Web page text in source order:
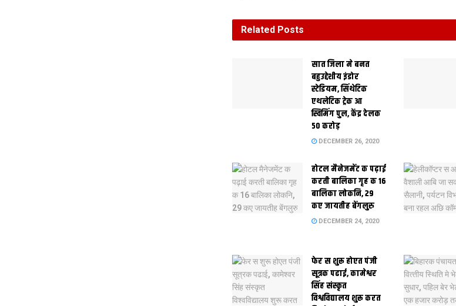
Related Posts
सात जिला मे बनत
बहुउद्देशीय इंडोर
स्‍टेडि‍यम, सिंथेटिक
एथलेटिक ट्रेक आ
स्विमिंग पुल, केंद्र देलक
50 करोड़
DECEMBER 26, 2020
होटल मैनेजमेंट क पढ़ाई
करती बालिका गृह क 16
बालिका लोकनि, 29
कए जायतीह बेंगलुरु
DECEMBER 24, 2020
फेर स शुरू होएत पंजी
सूत्रक पढाई, कामेश्वर
सिंह संस्कृत
विश्वविद्यालय शुरू करत